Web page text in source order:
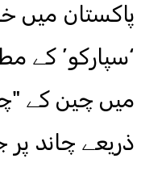
پاکستان میں
ذریعے چاند پر